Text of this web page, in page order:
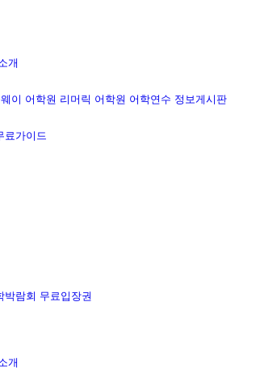
개
이 어학원 리머릭 어학원 어학연수 정보게시판
료가이드
박람회 무료입장권
개